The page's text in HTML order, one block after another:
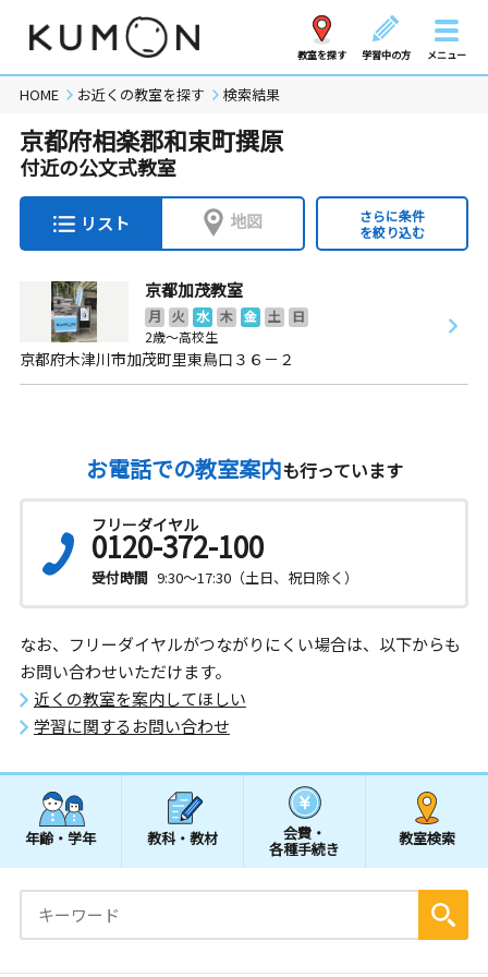
教室を探す 学習中の方 メニュー
HOME お近くの教室を探す 検索結果
京都府相楽郡和束町撰原
付近の公文式教室
リスト 地図
さらに条件
を絞り込む
京都加茂教室
月 火 水 木 金 土
日
2歳～高校生
京都府木津川市加茂町里東鳥口３６－２
お電話での教室案内も行っています
フリーダイヤル
0120-372-100
受付時間 9:30～17:30（土日、祝日除く）
なお、フリーダイヤルがつながりにくい場合は、以下からも
お問い合わせいただけます。
近くの教室を案内してほしい
学習に関するお問い合わせ
年齢・学年 教科・教材 会費・
各種手続き
教室検索